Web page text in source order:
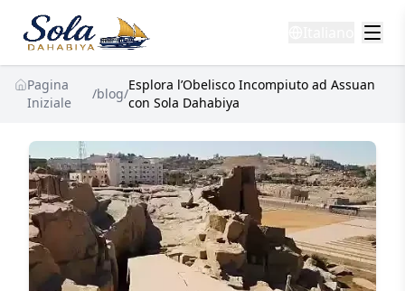
Pagina
Iniziale
/blog/
Esplora l’Obelisco Incompiuto ad Assuan
con Sola Dahabiya